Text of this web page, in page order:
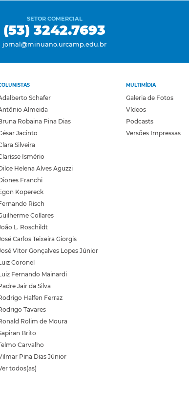
SETOR COMERCIAL
(53) 3242.7693
jornal@minuano.urcamp.edu.br
Schafer
Almeida
Robaina Pina Dias
Jacinto
Silveira
Ismério
Helena Alves Aguzzi
Franchi
Kopereck
Risch
Collares
L. Roschildt
Carlos Teixeira Giorgis
Vitor Gonçalves Lopes Júnior
Coronel
Fernando Mainardi
Jair da Silva
Halfen Ferraz
Tavares
Rolim de Moura
Brito
Carvalho
Pina Dias Júnior
todos(as)
MULTIMÍDIA
Galeria de Fotos
Vídeos
Podcasts
Versões Impressas